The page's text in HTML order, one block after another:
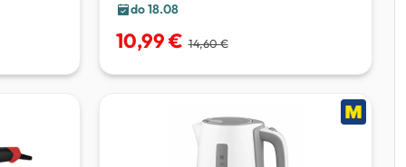
do 18.08
10,99 € 14,60 €